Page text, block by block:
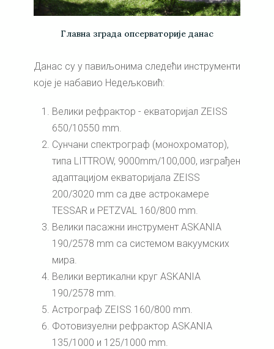
Главна зграда опсерваторије данас
Данас су у павиљонима следећи инструменти
које је набавио Недељковић:
Велики рефрактор - екваторијал ZEISS
650/10550 mm.
Сунчани спектрограф (монохроматор),
типа LITTROW, 9000mm/100,000, изграђен
адаптацијом екваторијала ZEISS
200/3020 mm са две астрокамере
TESSAR и PETZVAL 160/800 mm.
Велики пасажни инструмент ASKANIA
190/2578 mm са системом вакуумских
мира.
Велики вертикални круг ASKANIA
190/2578 mm.
Астрограф ZEISS 160/800 mm.
Фотовизуелни рефрактор ASKANIA
135/1000 и 125/1000 mm.